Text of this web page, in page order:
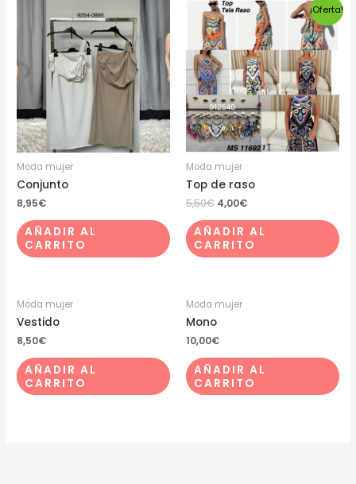
Moda mujer
Conjunto
8,95€
AÑADIR AL
CARRITO
¡Oferta!
Moda mujer
Top de raso
5,50€ 4,00€
AÑADIR AL
CARRITO
Moda mujer
Vestido
8,50€
AÑADIR AL
CARRITO
Moda mujer
Mono
10,00€
AÑADIR AL
CARRITO